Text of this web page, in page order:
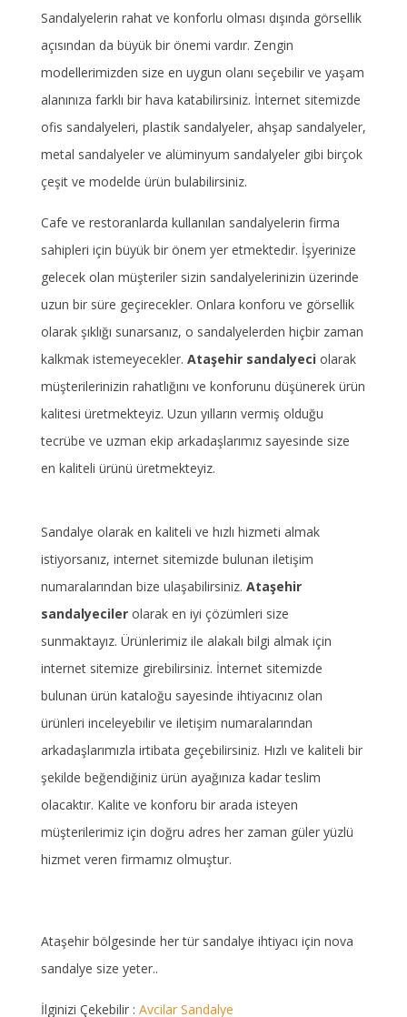
Sandalyelerin rahat ve konforlu olması dışında görsellik
açısından da büyük bir önemi vardır. Zengin
modellerimizden size en uygun olanı seçebilir ve yaşam
alanınıza farklı bir hava katabilirsiniz. İnternet sitemizde
ofis sandalyeleri, plastik sandalyeler, ahşap sandalyeler,
metal sandalyeler ve alüminyum sandalyeler gibi birçok
çeşit ve modelde ürün bulabilirsiniz.
Cafe ve restoranlarda kullanılan sandalyelerin firma
sahipleri için büyük bir önem yer etmektedir. İşyerinize
gelecek olan müşteriler sizin sandalyelerinizin üzerinde
uzun bir süre geçirecekler. Onlara konforu ve görsellik
olarak şıklığı sunarsanız, o sandalyelerden hiçbir zaman
kalkmak istemeyecekler. Ataşehir sandalyeci olarak
müşterilerinizin rahatlığını ve konforunu düşünerek ürün
kalitesi üretmekteyiz. Uzun yılların vermiş olduğu
tecrübe ve uzman ekip arkadaşlarımız sayesinde size
en kaliteli ürünü üretmekteyiz.
Sandalye olarak en kaliteli ve hızlı hizmeti almak
istiyorsanız, internet sitemizde bulunan iletişim
numaralarından bize ulaşabilirsiniz. Ataşehir
sandalyeciler olarak en iyi çözümleri size
sunmaktayız. Ürünlerimiz ile alakalı bilgi almak için
internet sitemize girebilirsiniz. İnternet sitemizde
bulunan ürün kataloğu sayesinde ihtiyacınız olan
ürünleri inceleyebilir ve iletişim numaralarından
arkadaşlarımızla irtibata geçebilirsiniz. Hızlı ve kaliteli bir
şekilde beğendiğiniz ürün ayağınıza kadar teslim
olacaktır. Kalite ve konforu bir arada isteyen
müşterilerimiz için doğru adres her zaman güler yüzlü
hizmet veren firmamız olmuştur.
Ataşehir bölgesinde her tür sandalye ihtiyacı için nova
sandalye size yeter..
İlginizi Çekebilir : Avcilar Sandalye